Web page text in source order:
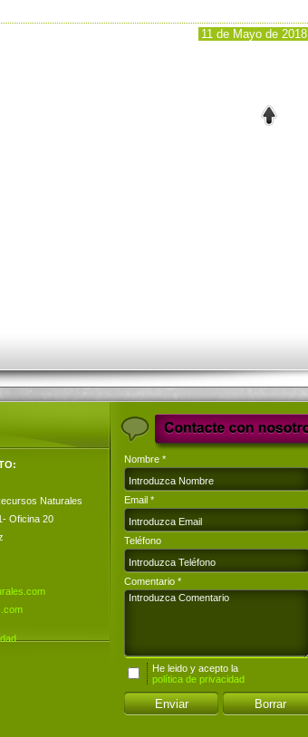
11 de Mayo de 2018
Naturales
Oficina 20
Nombre *
Email *
Teléfono
Comentario *
He leido y acepto la
política de privacidad